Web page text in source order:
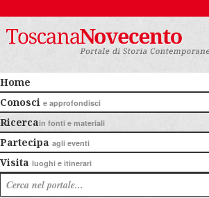
Home
Conosci e approfondisci
Ricercain fonti e materiali
Partecipa agli eventi
Visita luoghi e itinerari